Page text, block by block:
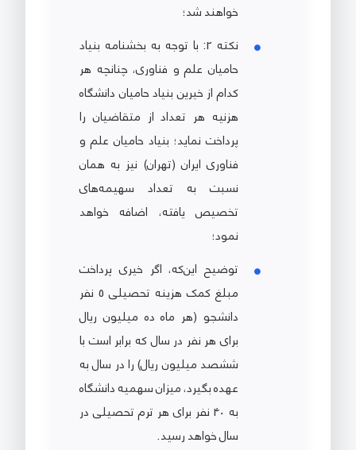
خواهند شد؛
نکته 2: با توجه به بخشنامه بنیاد
حامیان علم و فناوری، چنانچه هر
کدام از خیرین بنیاد حامیان دانشگاه
هزنیه هر تعداد از متقاضیان را
پرداخت نماید؛ بنیاد حامیان علم و
فناوری ایران (تهران) نیز به همان
نسبت به تعداد سهیمه‌های
تخصیص یافته، اضافه خواهد
نمود؛
توضیح این‌که، اگر خیری پرداخت
مبلغ کمک هزینه تحصیلی 5 نفر
دانشجو (هر ماه ده میلیون ریال
برای هر نفر در سال که برابر است با
ششصد میلیون ریال) را در سال به
عهده بگیرد، میزان سهمیه دانشگاه
به 40 نفر برای هر ترم تحصیلی در
سال خواهد رسید.